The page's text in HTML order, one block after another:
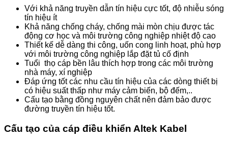
Với khả năng truyền dẫn tín hiệu cực tốt, độ nhiễu sóng
tín hiệu ít
Khả năng chống cháy, chống mài mòn chịu được tác
động cơ học và môi trường công nghiệp nhiệt độ cao
Thiết kế dễ dàng thi công, uốn cong linh hoạt, phù hợp
với môi trường công nghiệp lắp đặt tủ cố định
Tuổi thọ cáp bền lâu thích hợp trong các môi trường
nhà máy, xí nghiệp
Đáp ứng tốt các nhu cầu tín hiệu của các dòng thiết bị
có hiệu suất thấp như máy cảm biến, bộ đếm,..
Cấu tạo bằng đồng nguyên chất nên đảm bảo được
đường truyền tín hiệu tốt.
Cấu tạo của cáp điều khiển Altek Kabel